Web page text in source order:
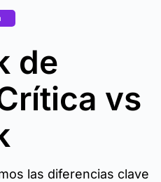
de
vs
las diferencias clave